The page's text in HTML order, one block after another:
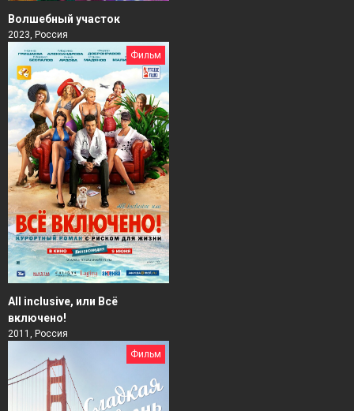
Волшебный участок
2023, Россия
Фильм
All inclusive, или Всё
включено!
2011, Россия
Фильм